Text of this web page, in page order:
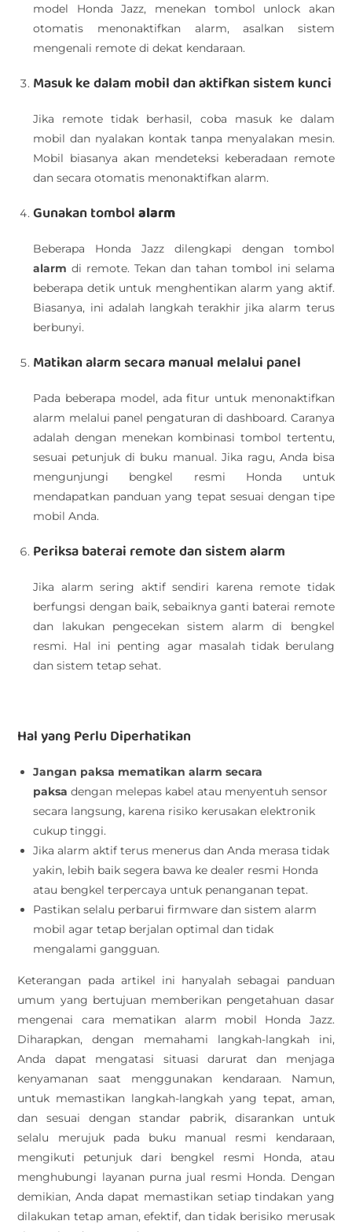
model Honda Jazz, menekan tombol unlock akan
otomatis menonaktifkan alarm, asalkan sistem
mengenali remote di dekat kendaraan.
Masuk ke dalam mobil dan aktifkan sistem kunci
Jika remote tidak berhasil, coba masuk ke dalam
mobil dan nyalakan kontak tanpa menyalakan mesin.
Mobil biasanya akan mendeteksi keberadaan remote
dan secara otomatis menonaktifkan alarm.
Gunakan tombolalarm
Beberapa Honda Jazz dilengkapi dengan tombol
alarm di remote. Tekan dan tahan tombol ini selama
beberapa detik untuk menghentikan alarm yang aktif.
Biasanya, ini adalah langkah terakhir jika alarm terus
berbunyi.
Matikan alarm secara manual melalui panel
Pada beberapa model, ada fitur untuk menonaktifkan
alarm melalui panel pengaturan di dashboard. Caranya
adalah dengan menekan kombinasi tombol tertentu,
sesuai petunjuk di buku manual. Jika ragu, Anda bisa
mengunjungi bengkel resmi Honda untuk
mendapatkan panduan yang tepat sesuai dengan tipe
mobil Anda.
Periksa baterai remote dan sistem alarm
Jika alarm sering aktif sendiri karena remote tidak
berfungsi dengan baik, sebaiknya ganti baterai remote
dan lakukan pengecekan sistem alarm di bengkel
resmi. Hal ini penting agar masalah tidak berulang
dan sistem tetap sehat.
Hal yang Perlu Diperhatikan
Jangan paksa mematikan alarm secara
paksa dengan melepas kabel atau menyentuh sensor
secara langsung, karena risiko kerusakan elektronik
cukup tinggi.
Jika alarm aktif terus menerus dan Anda merasa tidak
yakin, lebih baik segera bawa ke dealer resmi Honda
atau bengkel terpercaya untuk penanganan tepat.
Pastikan selalu perbarui firmware dan sistem alarm
mobil agar tetap berjalan optimal dan tidak
mengalami gangguan.
Keterangan pada artikel ini hanyalah sebagai panduan
umum yang bertujuan memberikan pengetahuan dasar
mengenai cara mematikan alarm mobil Honda Jazz.
Diharapkan, dengan memahami langkah-langkah ini,
Anda dapat mengatasi situasi darurat dan menjaga
kenyamanan saat menggunakan kendaraan. Namun,
untuk memastikan langkah-langkah yang tepat, aman,
dan sesuai dengan standar pabrik, disarankan untuk
selalu merujuk pada buku manual resmi kendaraan,
mengikuti petunjuk dari bengkel resmi Honda, atau
menghubungi layanan purna jual resmi Honda. Dengan
demikian, Anda dapat memastikan setiap tindakan yang
dilakukan tetap aman, efektif, dan tidak berisiko merusak